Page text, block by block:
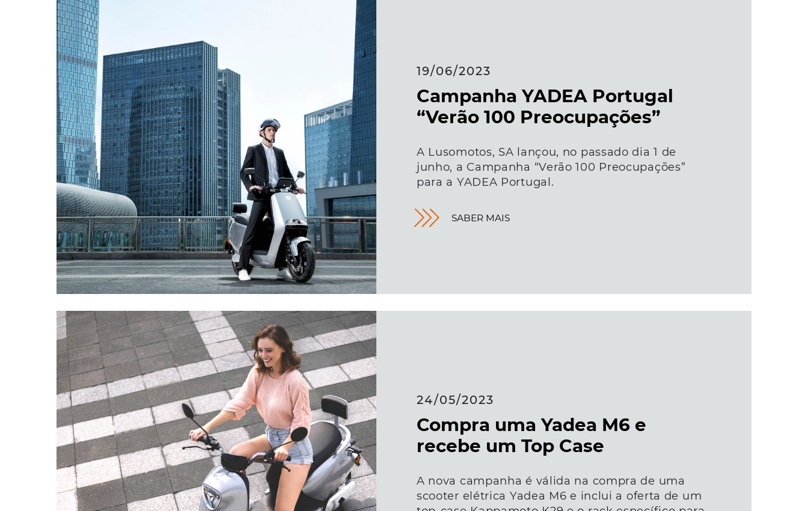
19/06/2023
Campanha YADEA Portugal
“Verão 100 Preocupações”
A Lusomotos, SA lançou, no passado dia 1 de
junho, a Campanha “Verão 100 Preocupações”
para a YADEA Portugal.
SABER MAIS
24/05/2023
Compra uma Yadea M6 e
recebe um Top Case
A nova campanha é válida na compra de uma
scooter elétrica Yadea M6 e inclui a oferta de um